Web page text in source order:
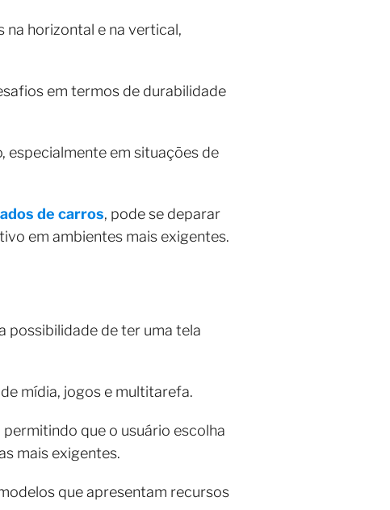
horizontal e na vertical,
em termos de durabilidade
especialmente em situações de
de carros, pode se deparar
em ambientes mais exigentes.
possibilidade de ter uma tela
mídia, jogos e multitarefa.
que o usuário escolha
mais exigentes.
que apresentam recursos